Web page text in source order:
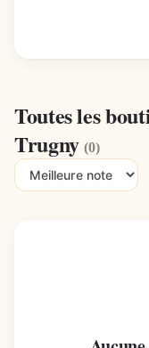
Toutes les
Trugny(0)